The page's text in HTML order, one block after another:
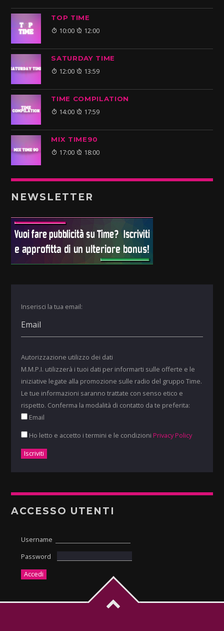
TOP TIME
10:00 12:00
SATURDAY TIME
12:00 13:59
TIME COMPILATION
14:00 17:59
MIX TIME90
17:00 18:00
NEWSLETTER
Inserisci la tua email:
Autorizzazione utilizzo dei dati
M.M.P.I. utilizzerà i tuoi dati per informarti sulle offerte e le
iniziative legate alla promozione sulle radio del gruppo Time.
Le tue informazioni saranno trattate con senso etico e
rispetto. Conferma la modalità di contatto da te preferita:
Email
Ho letto e accetto i termini e le condizioni Privacy Policy
ACCESSO UTENTI
Username
Password